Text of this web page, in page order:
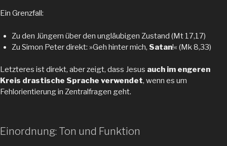
Ein Grenzfall:
Zu den Jüngern über den ungläubigen Zustand (Mt 17,17)
Zu Simon Peter direkt: »Geh hinter mich, Satan!« (Mk 8,33)
Letzteres ist direkt, aber zeigt, dass Jesus auch im engeren
Kreis drastische Sprache verwendet, wenn es um
Fehlorientierung in Zentralfragen geht.
Einordnung: Ton und Funktion